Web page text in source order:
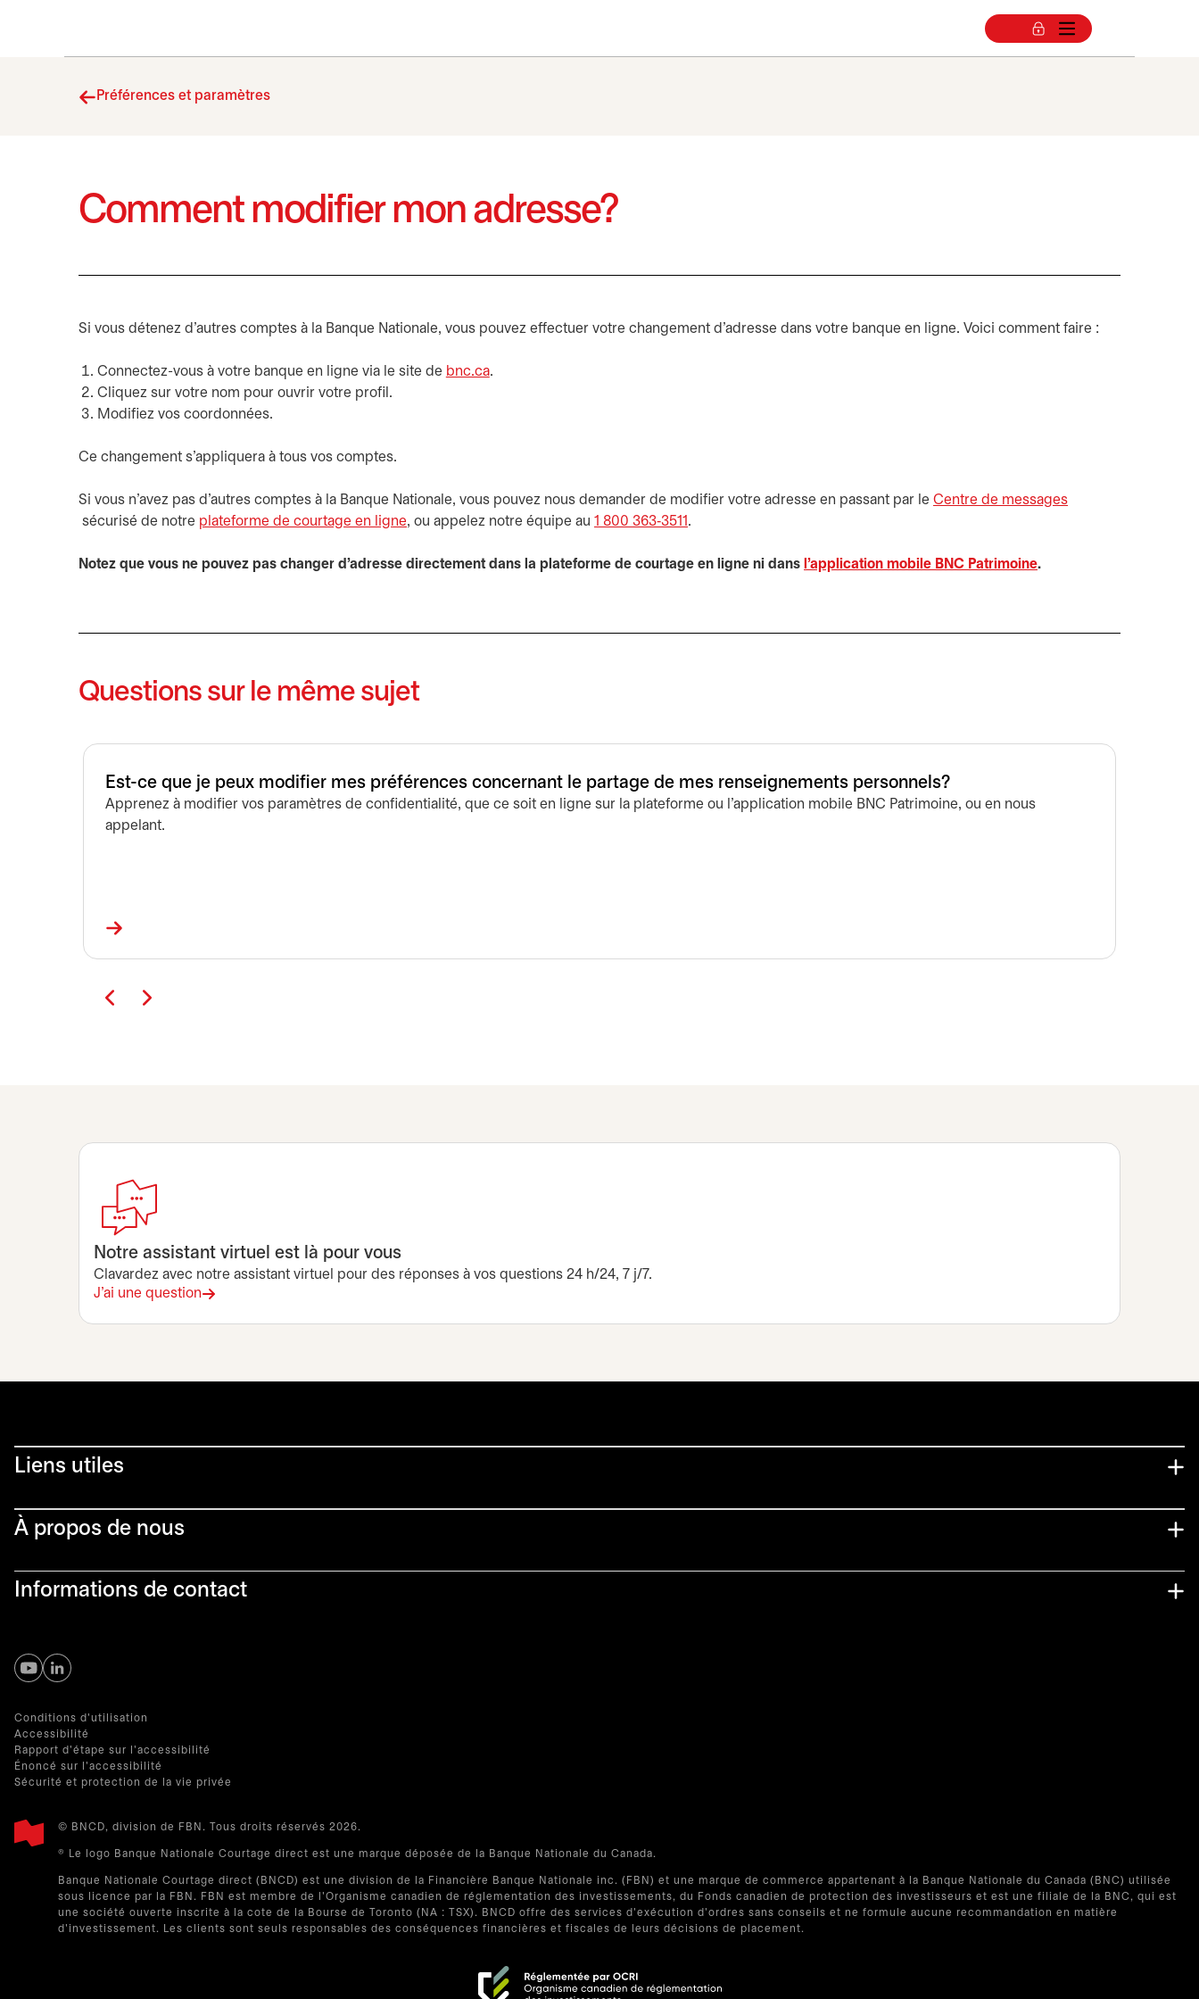
Préférences et paramètres
Comment modifier mon adresse?
Si vous détenez d'autres comptes à la Banque Nationale, vous pouvez effectuer votre changement d'adresse dans votre banque en ligne. Voici comment faire :
Connectez-vous à votre banque en ligne via le site de bnc.cas’ouvre dans un nouvel onglet
.
Cliquez sur votre nom pour ouvrir votre profil.
Modifiez vos coordonnées.
Ce changement s'appliquera à tous vos comptes.
Si vous n'avez pas d'autres comptes à la Banque Nationale, vous pouvez nous demander de modifier votre adresse en passant par le Centre de messages
s’ouvre dans un nouvel onglet
sécurisé de notre plateforme de courtage en lignes’ouvre dans un nouvel onglet
, ou appelez notre équipe au 1 800 363‑3511 .
Notez que vous ne pouvez pas changer d'adresse directement dans la plateforme de courtage en ligne ni dans l'application mobile BNC Patrimoine.
Questions sur le même sujet
Est-ce que je peux modifier mes préférences concernant le partage de mes renseignements personnels?
Apprenez à modifier vos paramètres de confidentialité, que ce soit en ligne sur la plateforme ou l'application mobile BNC Patrimoine, ou en nous
appelant.
Notre assistant virtuel est là pour vous
Clavardez avec notre assistant virtuel pour des réponses à vos questions 24 h/24, 7 j/7.
J'ai une question
Liens utiles​
À propos de nous
Informations de contact
s’ouvre dans un nouvel onglet
s’ouvre dans un nouvel onglet
Conditions d'utilisation
Accessibilité
Rapport d'étape sur l'accessibilité
Énoncé sur l'accessibilité
Sécurité et protection de la vie privée
© BNCD, division de FBN. Tous droits réservés 2026.
® Le logo Banque Nationale Courtage direct est une marque déposée de la Banque Nationale du Canada.
Banque Nationale Courtage direct (BNCD) est une division de la Financière Banque Nationale inc. (FBN) et une marque de commerce appartenant à la Banque Nationale du Canada (BNC) utilisée
sous licence par la FBN. FBN est membre de l'Organisme canadien de réglementation des investissements, du Fonds canadien de protection des investisseurs et est une filiale de la BNC, qui est
une société ouverte inscrite à la cote de la Bourse de Toronto (NA : TSX). BNCD offre des services d'exécution d'ordres sans conseils et ne formule aucune recommandation en matière
d'investissement. Les clients sont seuls responsables des conséquences financières et fiscales de leurs décisions de placement.